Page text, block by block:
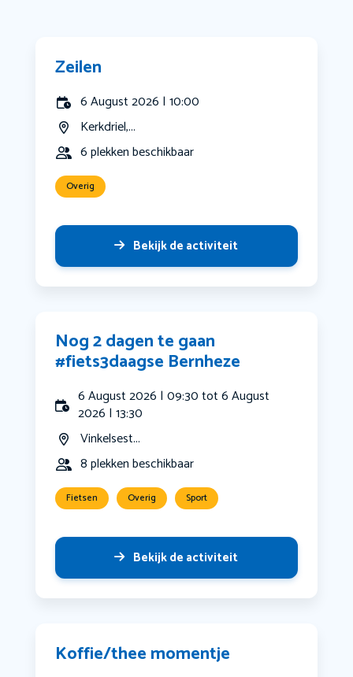
Zeilen
6 August 2026 | 10:00
Kerkdriel,...
6 plekken beschikbaar
Overig
Bekijk de activiteit
Nog 2 dagen te gaan
#fiets3daagse Bernheze
6 August 2026 | 09:30 tot 6 August
2026 | 13:30
Vinkelsest...
8 plekken beschikbaar
Fietsen Overig Sport
Bekijk de activiteit
Koffie/thee momentje